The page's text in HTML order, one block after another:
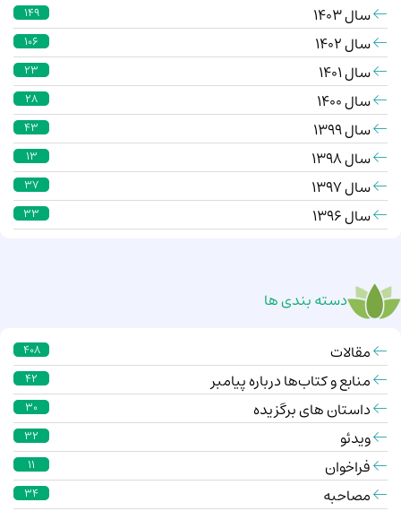
سال 1403 149
سال 1402 106
سال 1401 23
سال 1400 28
سال 1399 43
سال 1398 13
سال 1397 37
سال 1396 33
دسته بندی ها
مقالات 408
منابع و کتاب‌ها درباره پیامبر 42
داستان های برگزیده 30
ویدئو 32
فراخوان 11
مصاحبه 34